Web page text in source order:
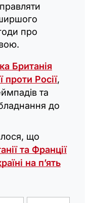
про
Британія
проти Росії,
та
до
що
та Франції
на п’ять